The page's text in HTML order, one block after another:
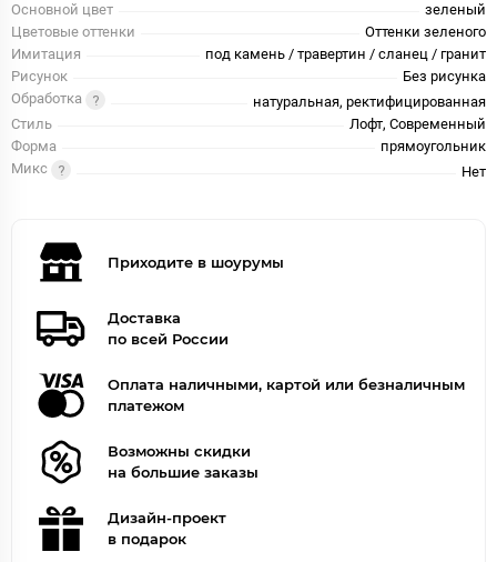
Основной цвет
зеленый
Цветовые оттенки
Оттенки зеленого
Имитация
под камень / травертин / сланец / гранит
Рисунок
Без рисунка
Обработка
натуральная, ректифицированная
Стиль
Лофт, Современный
Форма
прямоугольник
Микс
Нет
Приходите в шоурумы
Доставка
по всей России
Оплата наличными, картой или безналичным
платежом
Возможны скидки
на большие заказы
Дизайн-проект
в подарок